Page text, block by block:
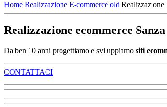
Home Realizzazione E-commerce old Realizzazione
Realizzazione ecommerce Sanza
Da ben 10 anni progettiamo e sviluppiamo siti
CONTATTACI